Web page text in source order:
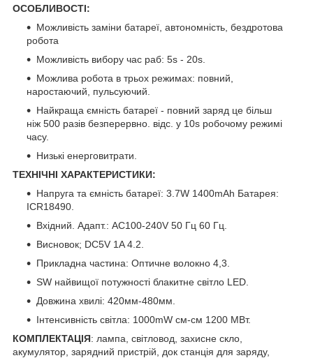
ОСОБЛИВОСТІ:
Можливість заміни батареї, автономність, бездротова
робота
Можливість вибору час раб: 5s - 20s.
Можлива робота в трьох режимах: повний,
наростаючий, пульсуючий.
Найкраща ємність батареї - повний заряд це більш
ніж 500 разів безперервно. відс. у 10s робочому режимі
часу.
Низькі енерговитрати.
ТЕХНІЧНІ ХАРАКТЕРИСТИКИ:
Напруга та ємність батареї: 3.7W 1400mAh Батарея:
ICR18490.
Вхідний. Адапт.: AC100-240V 50 Гц 60 Гц.
Висновок; DC5V 1A 4.2.
Прикладна частина: Оптичне волокно 4,3.
SW найвищої потужності блакитне світло LED.
Довжина хвилі: 420мм-480мм.
Інтенсивність світла: 1000mW см-см 1200 МВт.
КОМПЛЕКТАЦІЯ: лампа, світловод, захисне скло,
акумулятор, зарядний пристрій, док станція для заряду,